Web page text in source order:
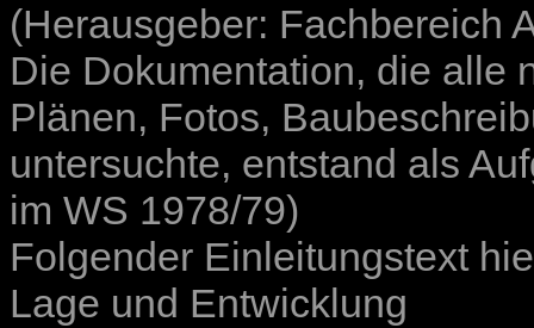
(Herausgeber: Fachbereich
Die Dokumentation, die alle
Plänen, Fotos,
untersuchte, entstand als
im WS 1978/79)
Folgender Einleitungstext
Lage und Entwicklung